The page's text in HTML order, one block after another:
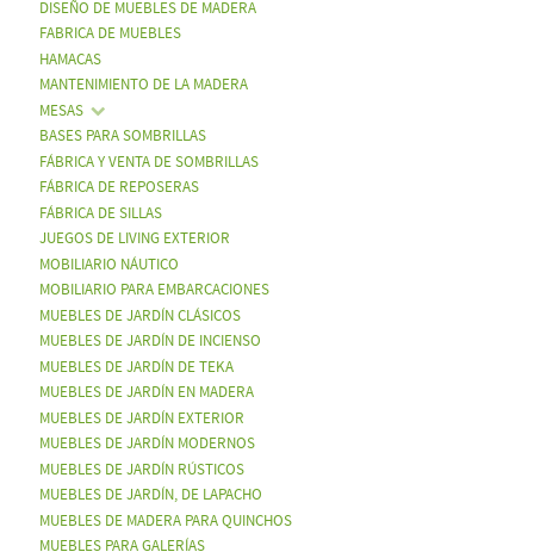
DISEÑO DE MUEBLES DE MADERA
FABRICA DE MUEBLES
HAMACAS
MANTENIMIENTO DE LA MADERA
MESAS
BASES PARA SOMBRILLAS
FÁBRICA Y VENTA DE SOMBRILLAS
FÁBRICA DE REPOSERAS
FÁBRICA DE SILLAS
JUEGOS DE LIVING EXTERIOR
MOBILIARIO NÁUTICO
MOBILIARIO PARA EMBARCACIONES
MUEBLES DE JARDÍN CLÁSICOS
MUEBLES DE JARDÍN DE INCIENSO
MUEBLES DE JARDÍN DE TEKA
MUEBLES DE JARDÍN EN MADERA
MUEBLES DE JARDÍN EXTERIOR
MUEBLES DE JARDÍN MODERNOS
MUEBLES DE JARDÍN RÚSTICOS
MUEBLES DE JARDÍN, DE LAPACHO
MUEBLES DE MADERA PARA QUINCHOS
MUEBLES PARA GALERÍAS